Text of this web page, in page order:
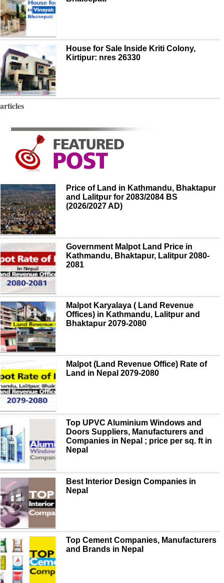
House for Sale Inside Kriti Colony,
Kirtipur: nres 26330
articles
Price of Land in Kathmandu, Bhaktapur
and Lalitpur for 2083/2084 BS
(2026/2027 AD)
Government Malpot Land Price in
Kathmandu, Bhaktapur, Lalitpur 2080-
2081
Malpot Karyalaya ( Land Revenue
Offices) in Kathmandu, Lalitpur and
Bhaktapur 2079-2080
Malpot (Land Revenue Office) Rate of
Land in Nepal 2079-2080
Top UPVC Aluminium Windows and
Doors Suppliers, Manufacturers and
Companies in Nepal ; price per sq. ft in
Nepal
Best Interior Design Companies in
Nepal
Top Cement Companies, Manufacturers
and Brands in Nepal